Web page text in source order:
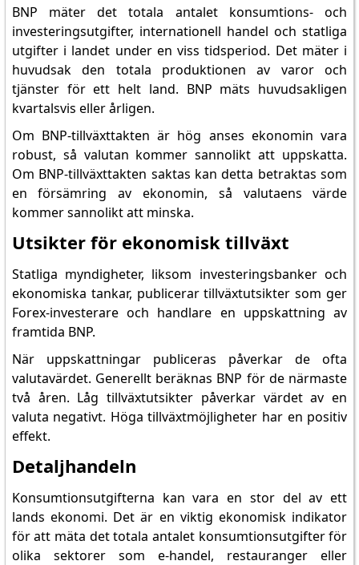
BNP mäter det totala antalet konsumtions- och
investeringsutgifter, internationell handel och statliga
utgifter i landet under en viss tidsperiod. Det mäter i
huvudsak den totala produktionen av varor och
tjänster för ett helt land. BNP mäts huvudsakligen
kvartalsvis eller årligen.
Om BNP-tillväxttakten är hög anses ekonomin vara
robust, så valutan kommer sannolikt att uppskatta.
Om BNP-tillväxttakten saktas kan detta betraktas som
en försämring av ekonomin, så valutaens värde
kommer sannolikt att minska.
Utsikter för ekonomisk tillväxt
Statliga myndigheter, liksom investeringsbanker och
ekonomiska tankar, publicerar tillväxtutsikter som ger
Forex-investerare och handlare en uppskattning av
framtida BNP.
När uppskattningar publiceras påverkar de ofta
valutavärdet. Generellt beräknas BNP för de närmaste
två åren. Låg tillväxtutsikter påverkar värdet av en
valuta negativt. Höga tillväxtmöjligheter har en positiv
effekt.
Detaljhandeln
Konsumtionsutgifterna kan vara en stor del av ett
lands ekonomi. Det är en viktig ekonomisk indikator
för att mäta det totala antalet konsumtionsutgifter för
olika sektorer som e-handel, restauranger eller